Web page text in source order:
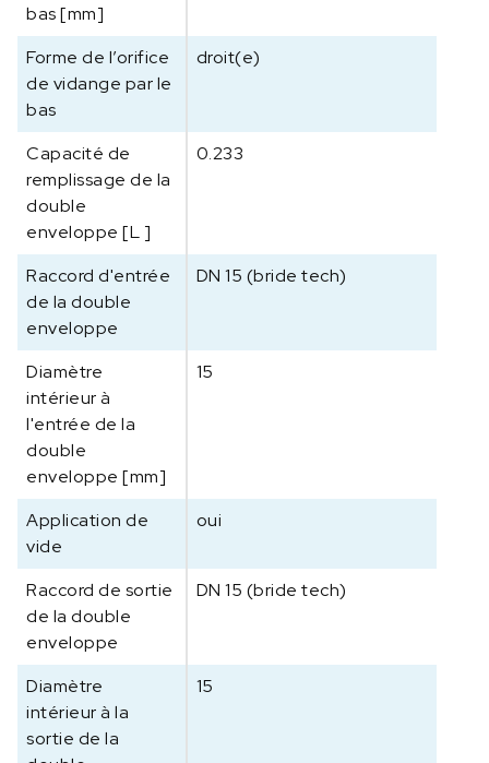
bas [mm]
Forme de l’orifice
de vidange par le
bas
droit(e)
Capacité de
remplissage de la
double
enveloppe [L ]
0.233
Raccord d'entrée
de la double
enveloppe
DN 15 (bride tech)
Diamètre
intérieur à
l'entrée de la
double
enveloppe [mm]
15
Application de
vide
oui
Raccord de sortie
de la double
enveloppe
DN 15 (bride tech)
Diamètre
intérieur à la
sortie de la
15